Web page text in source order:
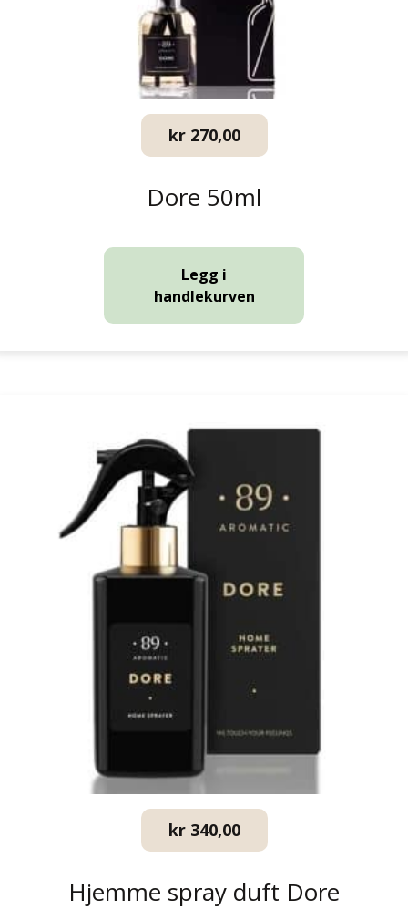
kr270,00
Dore 50ml
Legg i
handlekurven
kr340,00
Hjemme spray duft Dore